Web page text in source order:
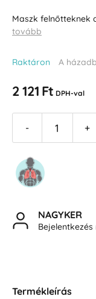
Maszk felnőtteknek
tovább
Raktáron A
2 121 Ft DPH-val
- +
NAGYKER
Termékleírás